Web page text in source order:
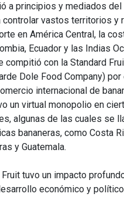
a principios y mediados
controlar vastos territorios y
en América Central, la
Ecuador y las Indias
compitió con la Standard
Dole Food Company)
internacional de
un virtual monopolio en
algunas de las cuales se
bananeras, como Costa
y Guatemala.
tuvo un impacto
económico y